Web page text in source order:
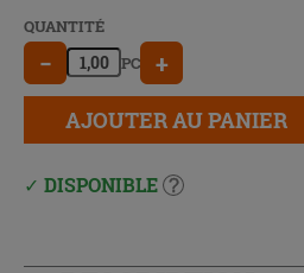
QUANTITÉ
− PC +
AJOUTER AU PANIER
DISPONIBLE